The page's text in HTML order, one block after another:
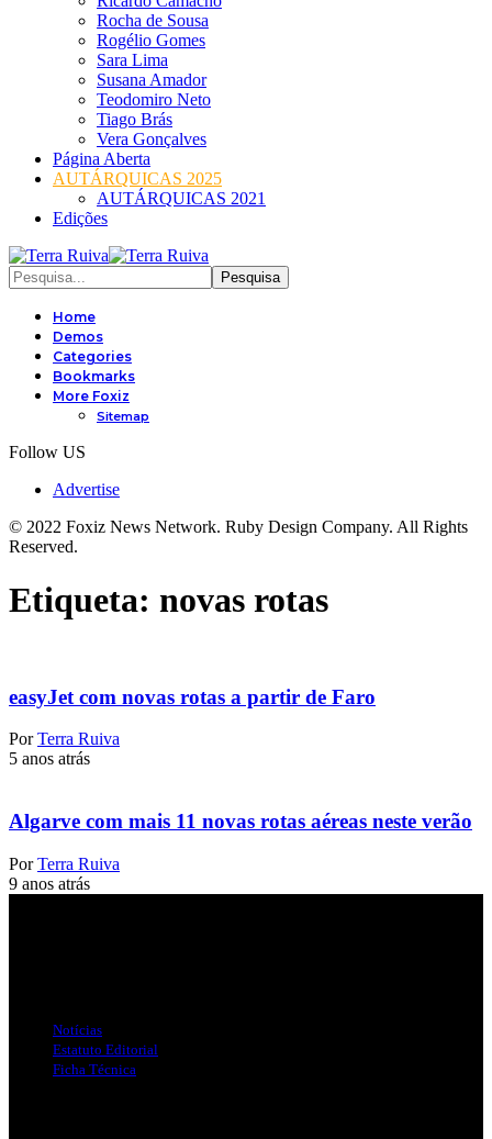
Rocha de Sousa
Rogélio Gomes
Sara Lima
Susana Amador
Teodomiro Neto
Tiago Brás
Vera Gonçalves
Página Aberta
AUTÁRQUICAS 2025
AUTÁRQUICAS 2021
Edições
Home
Demos
Categories
Bookmarks
More Foxiz
Sitemap
Follow US
Advertise
© 2022 Foxiz News Network. Ruby Design Company. All Rights
Reserved.
Etiqueta: novas rotas
easyJet com novas rotas a partir de Faro
Por Terra Ruiva
5 anos atrás
Algarve com mais 11 novas rotas aéreas neste verão
Por Terra Ruiva
9 anos atrás
Notícias
Estatuto Editorial
Ficha Técnica